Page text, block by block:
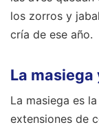
los zorros y
cría de ese año.
La
La masiega es
extensiones de